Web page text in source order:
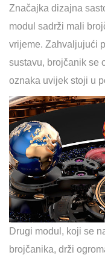
Značajka dizajna
modul sadrži mali
vrijeme. Zahvaljujući
sustavu, brojčanik se
oznaka uvijek stoji u
Drugi modul, koji se
brojčanika, drži